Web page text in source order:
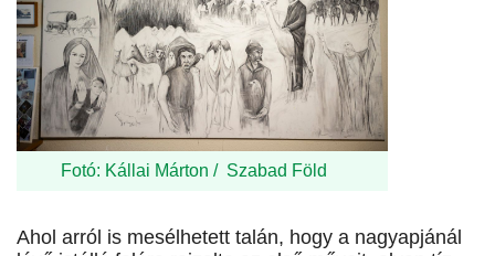
Fotó: Kállai Márton / Szabad Föld
Ahol arról is mesélhetett talán, hogy a nagyapjánál